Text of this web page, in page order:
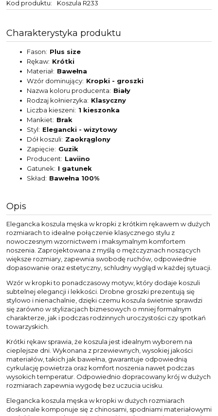
Kod produktu:
Koszula R233
Charakterystyka produktu
Fason
Plus size
Rękaw Krótki
Materiał Bawełna
Wzór dominujący Kropki - groszki
Nazwa koloru producenta
Biały
Rodzaj kołnierzyka
Klasyczny
Liczba kieszeni 1 kieszonka
Mankiet
Brak
Styl
Elegancki - wizytowy
Dół koszuli Zaokrąglony
Zapięcie
Guzik
Producent
Laviino
Gatunek
I gatunek
Skład
Bawełna 100%
Opis
Elegancka koszula męska w kropki z krótkim rękawem w dużych
rozmiarach to idealne połączenie klasycznego stylu z
nowoczesnym wzornictwem i maksymalnym komfortem
noszenia. Zaprojektowana z myślą o mężczyznach noszących
większe rozmiary, zapewnia swobodę ruchów, odpowiednie
dopasowanie oraz estetyczny, schludny wygląd w każdej sytuacji.
Wzór w kropki to ponadczasowy motyw, który dodaje koszuli
subtelnej elegancji i lekkości. Drobne groszki prezentują się
stylowo i nienachalnie, dzięki czemu koszula świetnie sprawdzi
się zarówno w stylizacjach biznesowych o mniej formalnym
charakterze, jak i podczas rodzinnych uroczystości czy spotkań
towarzyskich.
Krótki rękaw sprawia, że koszula jest idealnym wyborem na
cieplejsze dni. Wykonana z przewiewnych, wysokiej jakości
materiałów, takich jak bawełna, gwarantuje odpowiednią
cyrkulację powietrza oraz komfort noszenia nawet podczas
wysokich temperatur. Odpowiednio dopracowany krój w dużych
rozmiarach zapewnia wygodę bez uczucia ucisku.
Elegancka koszula męska w kropki w dużych rozmiarach
doskonale komponuje się z chinosami, spodniami materiałowymi